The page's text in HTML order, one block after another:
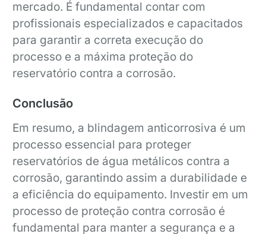
mercado. É fundamental contar com
profissionais especializados e capacitados
para garantir a correta execução do
processo e a máxima proteção do
reservatório contra a corrosão.
Conclusão
Em resumo, a blindagem anticorrosiva é um
processo essencial para proteger
reservatórios de água metálicos contra a
corrosão, garantindo assim a durabilidade e
a eficiência do equipamento. Investir em um
processo de proteção contra corrosão é
fundamental para manter a segurança e a